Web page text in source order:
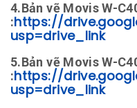
4.Bản vẽ Movis W-
:https://
usp=drive_link
5.Bản vẽ Movis W-
:https://
usp=drive_link